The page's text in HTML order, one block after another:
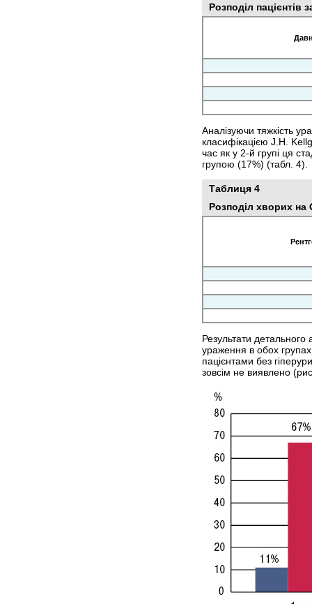
Розподіл пацієнтів
Аналізуючи тяжкість
класифікацією J.H.
час як у 2-й групі ця
групою (17%) (табл. 4).
Таблиця 4
Розподіл хворих на
Результати
ураження в обох групах
пацієнтами без
зовсім не виявлено